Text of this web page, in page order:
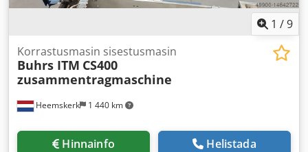
1 /9
Heemskerk 1 440 km
Korrastusmasin sisestusmasin
Buhrs ITM CS400
zusammentragmaschine
Hinnainfo Helistada